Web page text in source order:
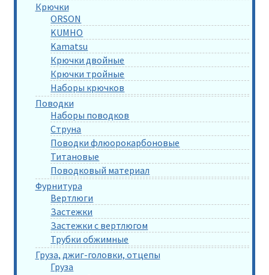
Крючки
ORSON
KUMHO
Kamatsu
Крючки двойные
Крючки тройные
Наборы крючков
Поводки
Наборы поводков
Струна
Поводки флюорокарбоновые
Титановые
Поводковый материал
Фурнитура
Вертлюги
Застежки
Застежки с вертлюгом
Трубки обжимные
Груза, джиг-головки, отцепы
Груза